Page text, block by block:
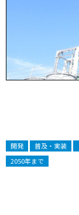
開発 普及・実装
2050年まで